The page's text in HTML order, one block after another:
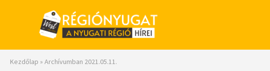
Kezdőlap » Archívumban 2021.05.11.